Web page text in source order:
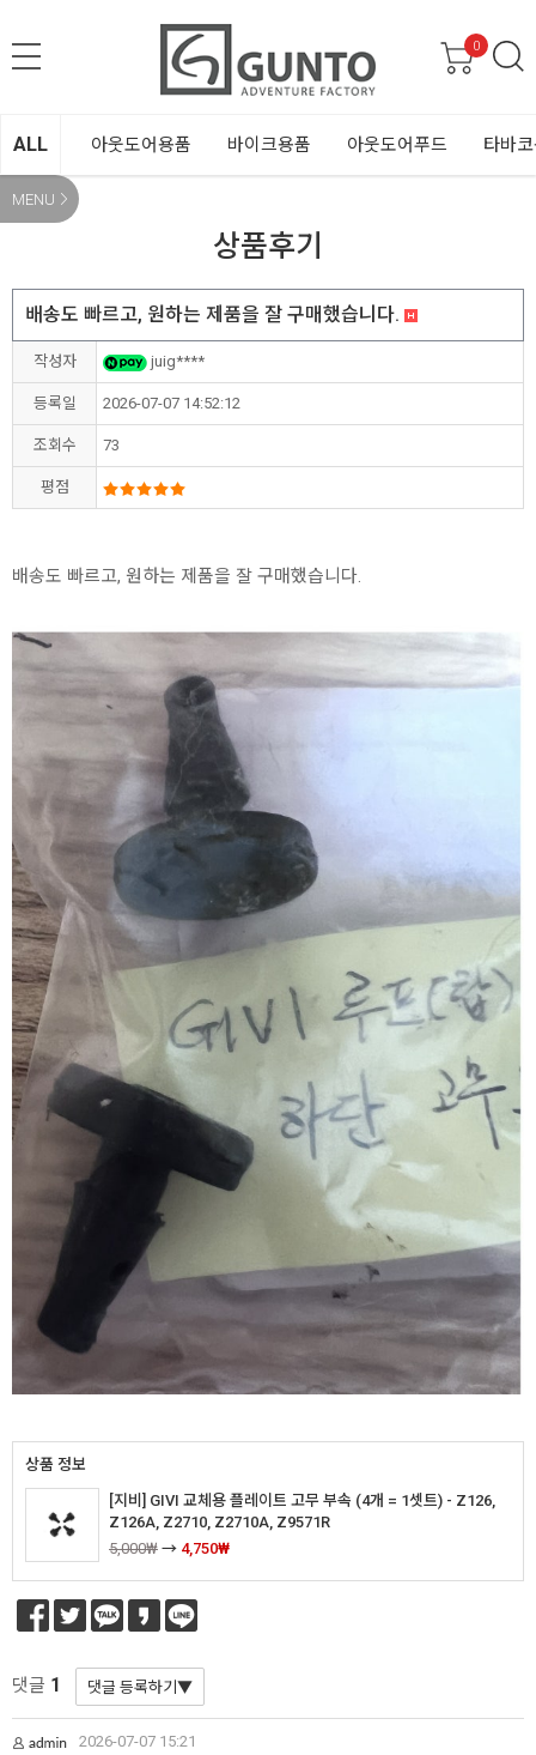
0
ALL 아웃도어용품 바이크용품 아웃도어푸드 타바
MENU
상품후기
배송도 빠르고, 원하는 제품을 잘 구매했습니다.
작성자 juig****
등록일 2026-07-07 14:52:12
조회수 73
평점
배송도 빠르고, 원하는 제품을 잘 구매했습니다.
상품 정보
[지비] GIVI 교체용 플레이트 고무 부속 (4개 = 1셋트) - Z126,
Z126A, Z2710, Z2710A, Z9571R
5,000₩ → 4,750₩
댓글 1
2026-07-07 15:21